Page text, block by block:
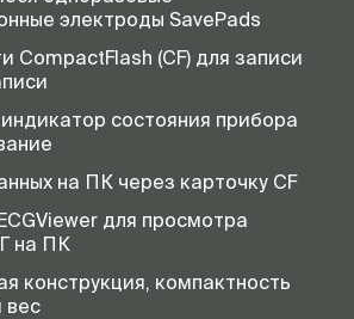
электроды SavePads
CompactFlash (CF) для записи
состояния прибора
на ПК через карточку CF
для просмотра
на ПК
конструкция, компактность
вес